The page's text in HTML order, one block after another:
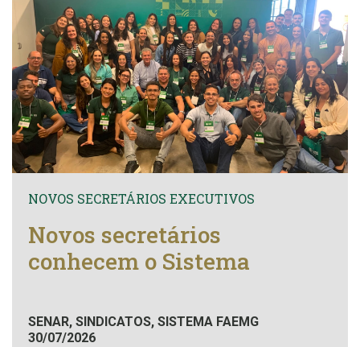
NOVOS SECRETÁRIOS EXECUTIVOS
Novos secretários
conhecem o Sistema
SENAR, SINDICATOS, SISTEMA FAEMG
30/07/2026